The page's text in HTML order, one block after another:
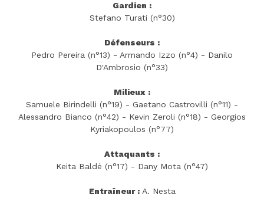
Gardien :
Stefano Turati (n°30)
Défenseurs :
Pedro Pereira (n°13) - Armando Izzo (n°4) - Danilo
D'Ambrosio (n°33)
Milieux :
Samuele Birindelli (n°19) - Gaetano Castrovilli (n°11) -
Alessandro Bianco (n°42) - Kevin Zeroli (n°18) - Georgios
Kyriakopoulos (n°77)
Attaquants :
Keita Baldé (n°17) - Dany Mota (n°47)
Entraîneur :A. Nesta